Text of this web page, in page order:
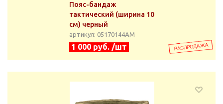
Пояс-бандаж
тактический (ширина 10
см) черный
артикул: 05170144АМ
1 000 руб. /шт